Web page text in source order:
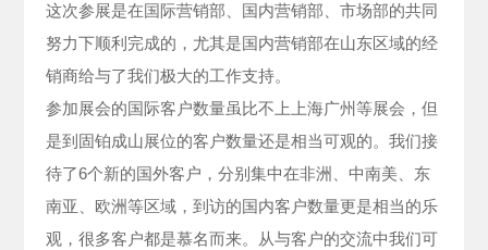
这次参展是在国际营销部、国内营销部、市场部的共同
努力下顺利完成的，尤其是国内营销部在山东区域的经
销商给与了我们极大的工作支持。
参加展会的国际客户数量虽比不上上海广州等展会，但
是到固铂成山展位的客户数量还是相当可观的。我们接
待了6个新的国外客户，分别集中在非洲、中南美、东
南亚、欧洲等区域，到访的国内客户数量更是相当的乐
观，很多客户都是慕名而来。从与客户的交流中我们可